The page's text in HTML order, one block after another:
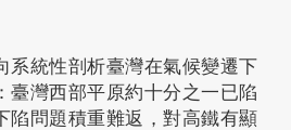
系統性剖析臺灣在氣候變遷下
臺灣西部平原約十分之一已陷
陷問題積重難返，對高鐵有顯